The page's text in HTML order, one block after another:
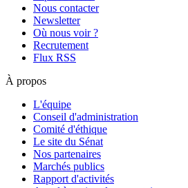
Nous contacter
Newsletter
Où nous voir ?
Recrutement
Flux RSS
À propos
L'équipe
Conseil d'administration
Comité d'éthique
Le site du Sénat
Nos partenaires
Marchés publics
Rapport d'activités